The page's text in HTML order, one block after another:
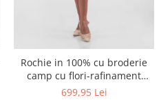
Rochie in 100% cu broderie
camp cu flori-rafinament
artizanal care spune o
699,95 Lei